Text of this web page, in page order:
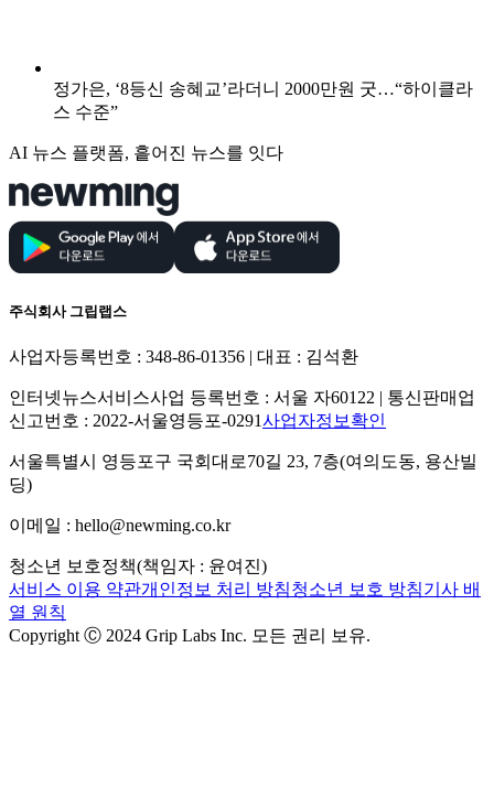
정가은, ‘8등신 송혜교’라더니 2000만원 굿…“하이클라
스 수준”
AI 뉴스 플랫폼, 흩어진 뉴스를 잇다
주식회사 그립랩스
사업자등록번호 : 348-86-01356 | 대표 : 김석환
인터넷뉴스서비스사업 등록번호 : 서울 자60122 | 통신판매업
신고번호 : 2022-서울영등포-0291사업자정보확인
서울특별시 영등포구 국회대로70길 23, 7층(여의도동, 용산빌
딩)
이메일 : hello@newming.co.kr
청소년 보호정책(책임자 : 윤여진)
서비스 이용 약관개인정보 처리 방침청소년 보호 방침기사 배
열 원칙
Copyright Ⓒ 2024 Grip Labs Inc. 모든 권리 보유.